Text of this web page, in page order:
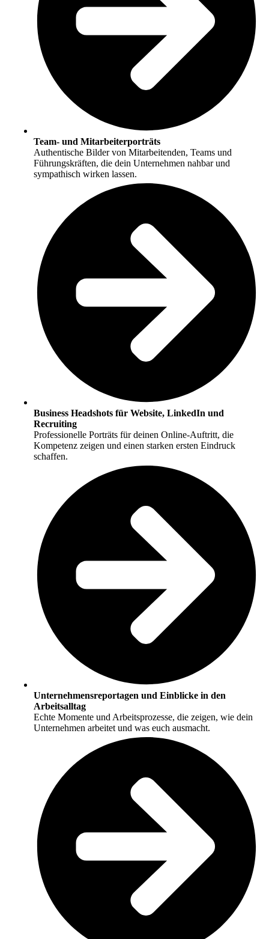
Team- und Mitarbeiterporträts
Authentische Bilder von Mitarbeitenden, Teams und
Führungskräften, die dein Unternehmen nahbar und
sympathisch wirken lassen.
Business Headshots für Website, LinkedIn und
Recruiting
Professionelle Porträts für deinen Online-Auftritt, die
Kompetenz zeigen und einen starken ersten Eindruck
schaffen.
Unternehmensreportagen und Einblicke in den
Arbeitsalltag
Echte Momente und Arbeitsprozesse, die zeigen, wie dein
Unternehmen arbeitet und was euch ausmacht.